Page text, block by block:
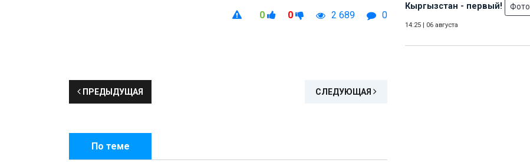
Кыргызстан - первый!
Фото
14:25 06 августа
0 0 2 689 0
ПРЕДЫДУЩАЯ СЛЕДУЮЩАЯ
По теме